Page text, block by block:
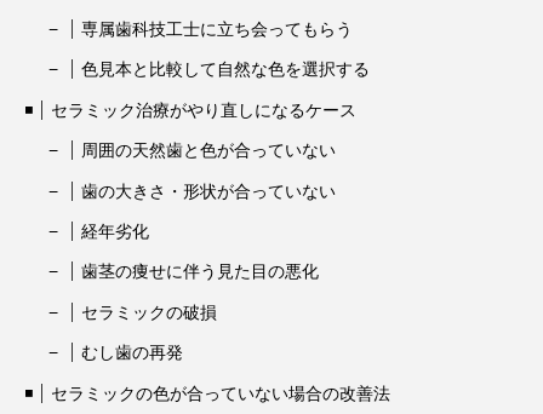
専属歯科技工士に立ち会ってもらう
色見本と比較して自然な色を選択する
セラミック治療がやり直しになるケース
周囲の天然歯と色が合っていない
歯の大きさ・形状が合っていない
経年劣化
歯茎の痩せに伴う見た目の悪化
セラミックの破損
むし歯の再発
セラミックの色が合っていない場合の改善法